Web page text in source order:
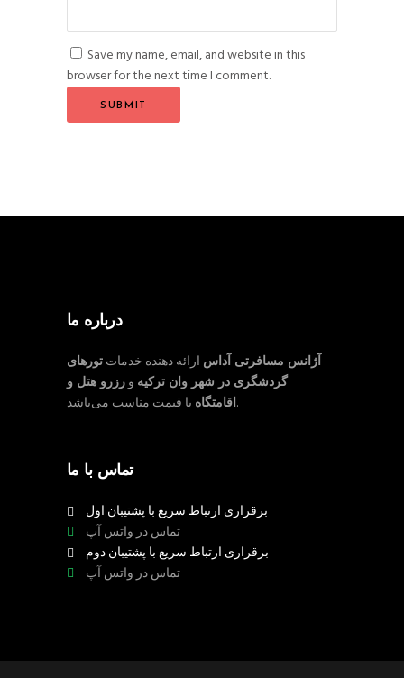
Save my name, email, and website in this
browser for the next time I comment.
درباره ما
آژانس مسافرتی آداس ارائه دهنده خدماتتورهای
گردشگری در شهر وان ترکیه ورزرو هتل و
اقامتگاهبا قیمت مناسب می‌باشد.
تماس با ما
برقراری ارتباط سریع با پشتیبان اول
تماس در واتس آپ
برقراری ارتباط سریع با پشتیبان دوم
تماس در واتس آپ